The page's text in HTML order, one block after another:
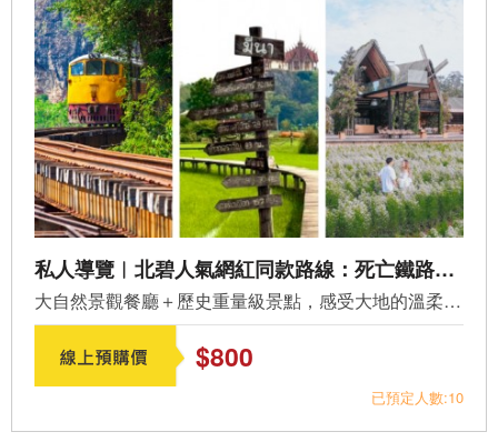
私人導覽︱北碧人氣網紅同款路線：死亡鐵路＋桂河大橋＋巨型雨豆樹(PV-KB03)
大自然景觀餐廳＋歷史重量級景點，感受大地的溫柔，目前最新...
$800
已預定人數:10